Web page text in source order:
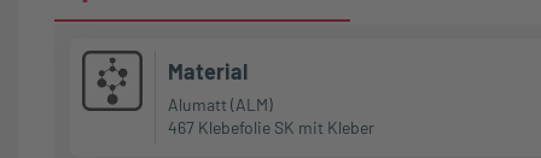
Material
Alumatt (ALM)
467 Klebefolie SK mit Kleber